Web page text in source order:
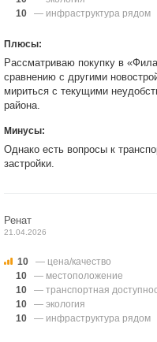
10
— инфраструктура рядом
Плюсы:
Рассматриваю покупку в
сравнению с другими
мириться с текущими
района.
Минусы:
Однако есть вопросы к
застройки.
Ренат
21.04.2026
10
— цена/качество
10
— местоположение
10
— транспортная
10
— экология
10
— инфраструктура рядом